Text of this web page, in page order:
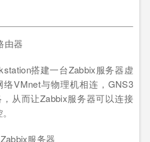
由器
搭建一台Zabbix服务器虚
VMnet与物理机相连，GNS3
从而让Zabbix服务器可以连接
服务器